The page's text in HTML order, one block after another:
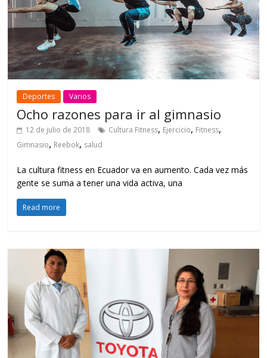
Deportes Varios
Ocho razones para ir al gimnasio
12 de julio de 2018 Cultura Fitness, Ejercicio, Fitness,
Gimnasio, Reebok, salud
La cultura fitness en Ecuador va en aumento. Cada vez más
gente se suma a tener una vida activa, una
Read more